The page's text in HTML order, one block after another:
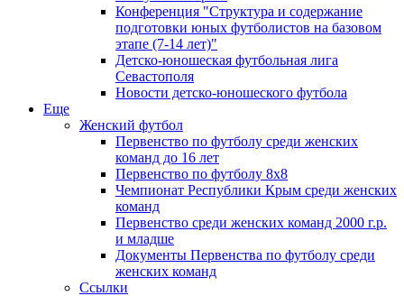
Конференция "Структура и содержание
подготовки юных футболистов на базовом
этапе (7-14 лет)"
Детско-юношеская футбольная лига
Севастополя
Новости детско-юношеского футбола
Еще
Женский футбол
Первенство по футболу среди женских
команд до 16 лет
Первенство по футболу 8х8
Чемпионат Республики Крым среди женских
команд
Первенство среди женских команд 2000 г.р.
и младше
Документы Первенства по футболу среди
женских команд
Ссылки